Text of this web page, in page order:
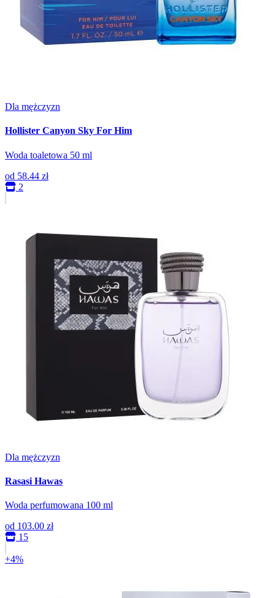
Dla mężczyzn
Hollister Canyon Sky For Him
Woda toaletowa 50 ml
od 58.44 zł
2
Dla mężczyzn
Rasasi Hawas
Woda perfumowana 100 ml
od 103.00 zł
15
+4%